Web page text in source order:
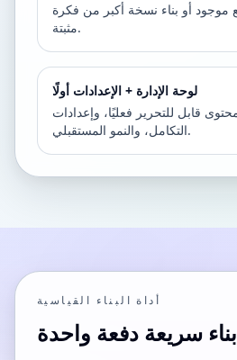
موجود أو بناء نسخة أكبر من فكرة
مثبتة.
لوحة الإدارة + الإعدادات أولًا
قابل للتحرير فعليًا، وإعدادات
التكامل، والنمو المستقبلي.
أداة البناء القياسية
سريعة دفعة واحدة